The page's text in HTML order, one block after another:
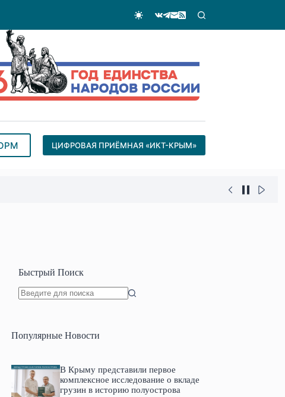
ЦИФРОВАЯ ПРИЁМНАЯ «ИКТ-КРЫМ»
Быстрый Поиск
Популярные Новости
В Крыму представили первое
комплексное исследование о вкладе
грузин в историю полуострова